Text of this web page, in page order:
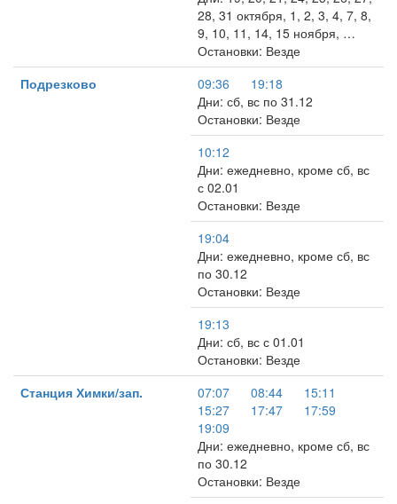
28, 31 октября, 1, 2, 3, 4, 7, 8,
9, 10, 11, 14, 15 ноября, …
Остановки: Везде
Подрезково
09:36
19:18
Дни: сб, вс по 31.12
Остановки: Везде
10:12
Дни: ежедневно, кроме сб, вс
с 02.01
Остановки: Везде
19:04
Дни: ежедневно, кроме сб, вс
по 30.12
Остановки: Везде
19:13
Дни: сб, вс с 01.01
Остановки: Везде
Станция Химки/зап.
07:07 08:44
15:11
15:27
17:47
17:59
19:09
Дни: ежедневно, кроме сб, вс
по 30.12
Остановки: Везде